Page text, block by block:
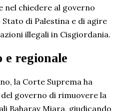
nel chiedere al governo
di Palestina e di agire
illegali in Cisgiordania.
regionale
la Corte Suprema ha
governo di rimuovere la
Baharav Miara, giudicando